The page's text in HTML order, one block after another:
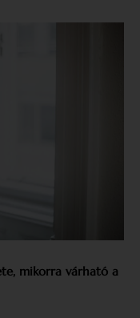
mikorra várható a